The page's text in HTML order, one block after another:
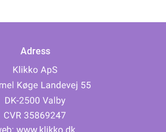
Adress